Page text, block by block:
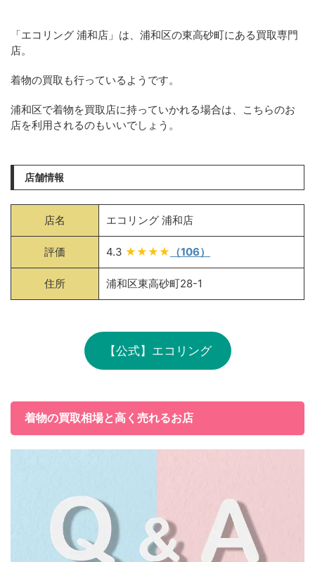
「エコリング 浦和店」は、浦和区の東高砂町にある買取専門
店。
着物の買取も行っているようです。
浦和区で着物を買取店に持っていかれる場合は、こちらのお
店を利用されるのもいいでしょう。
店舗情報
店名 エコリング 浦和店
評価 4.3 ★★★★ （106）
住所 浦和区東高砂町28-1
【公式】エコリング
着物の買取相場と高く売れるお店